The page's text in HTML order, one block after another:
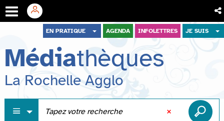
menu
contenu
recherche
EN PRATIQUE AGENDA INFOLETTRES JE SUIS
Médiathèques
La Rochelle Agglo